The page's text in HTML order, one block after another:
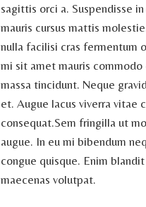
sagittis orci a. Suspendisse
mauris cursus mattis
nulla facilisi cras fermentum
mi sit amet mauris
massa tincidunt. Neque
et. Augue lacus viverra vitae
consequat.Sem fringilla ut
augue. In eu mi bibendum
congue quisque. Enim
maecenas volutpat.